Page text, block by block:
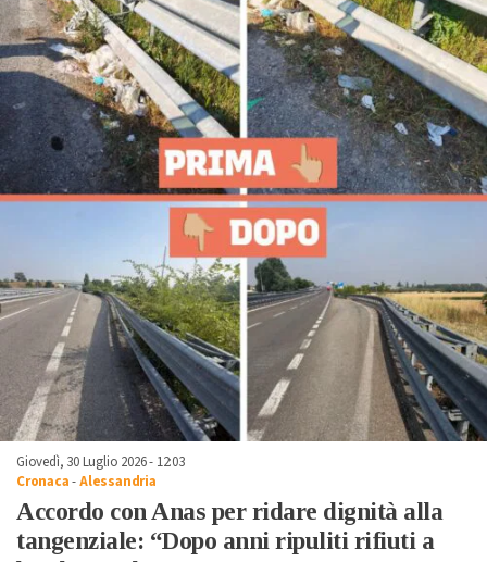
Giovedì, 30 Luglio 2026 - 12:03
Cronaca-Alessandria
Accordo con Anas per ridare dignità alla
tangenziale: “Dopo anni ripuliti rifiuti a